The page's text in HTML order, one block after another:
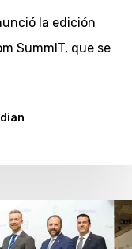
la edición
SummIT, que se